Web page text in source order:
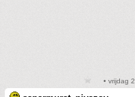
• vrijdag